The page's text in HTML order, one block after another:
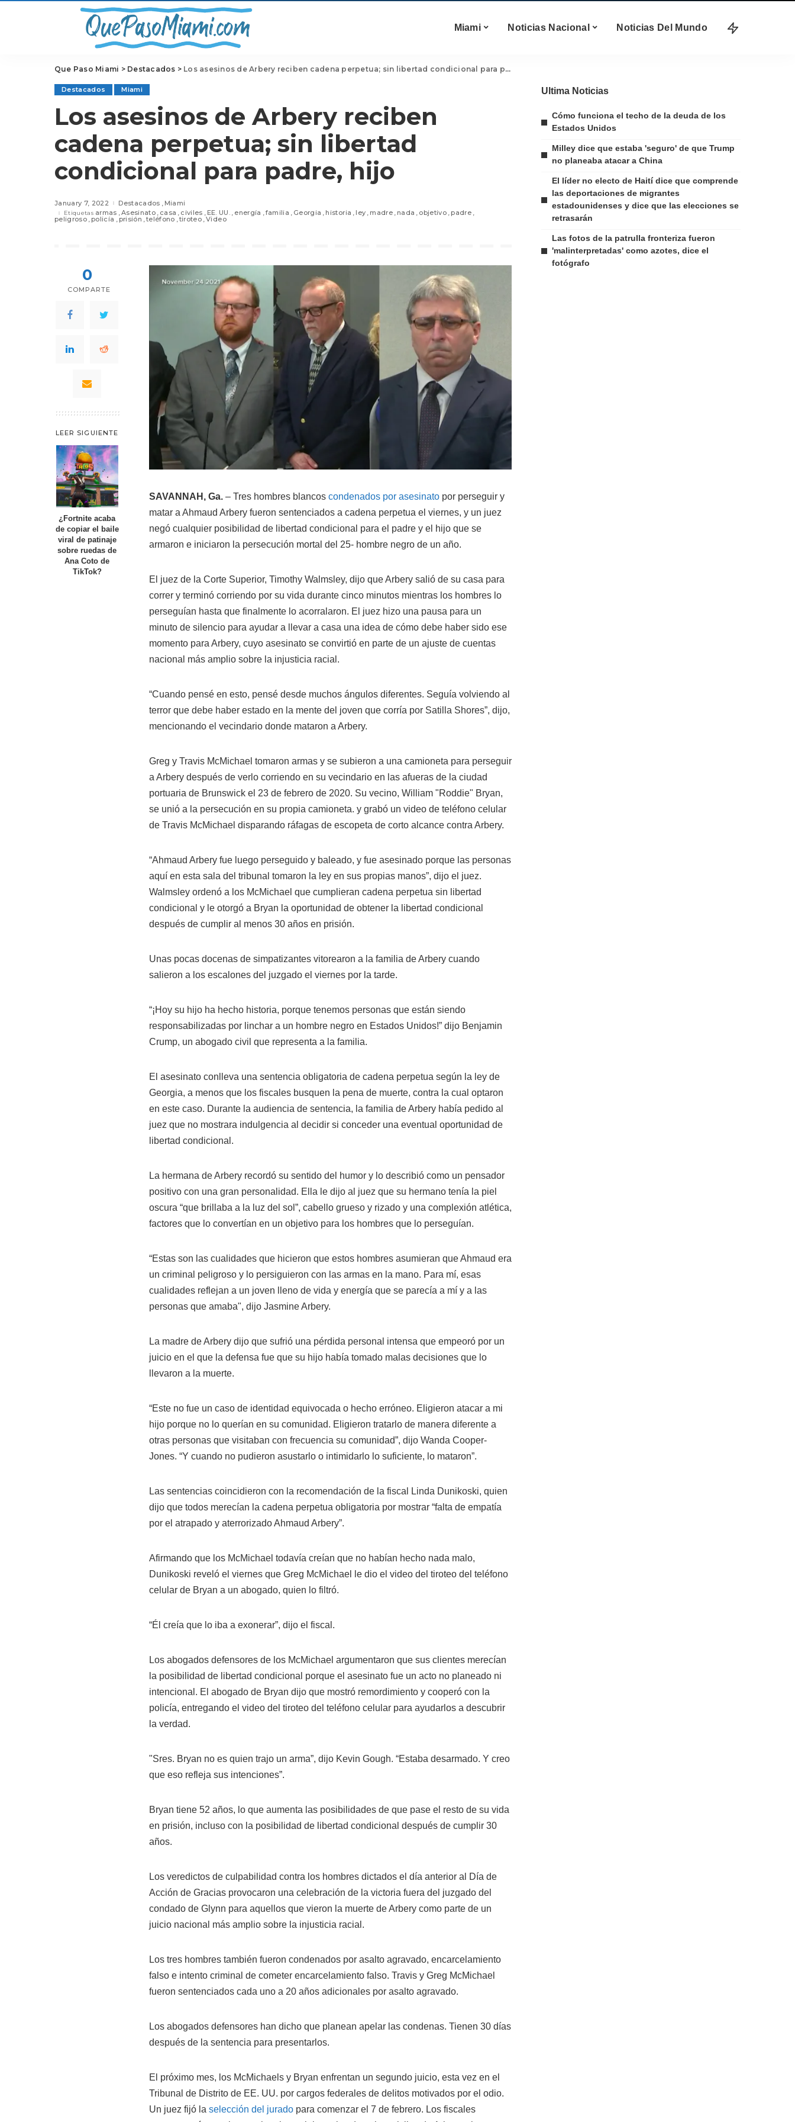
Miami Noticias Nacional Noticias Del Mundo
Que Paso Miami > Destacados > Los asesinos de Arbery reciben cadena perpetua; sin libertad condicional para padre, hijo
Destacados Miami
Los asesinos de Arbery reciben
cadena perpetua; sin libertad
condicional para padre, hijo
January 7, 2022 Destacados Miami
Etiquetas armas Asesinato casa civiles EE. UU. energía familia Georgia historia ley madre nada objetivo padre
peligroso policía prisión teléfono tiroteo Video
0
COMPARTE
LEER SIGUIENTE
¿Fortnite acaba
de copiar el baile
viral de patinaje
sobre ruedas de
Ana Coto de
TikTok?
SAVANNAH, Ga. – Tres hombres blancos condenados por asesinato por perseguir y
matar a Ahmaud Arbery fueron sentenciados a cadena perpetua el viernes, y un juez
negó cualquier posibilidad de libertad condicional para el padre y el hijo que se
armaron e iniciaron la persecución mortal del 25- hombre negro de un año.
El juez de la Corte Superior, Timothy Walmsley, dijo que Arbery salió de su casa para
correr y terminó corriendo por su vida durante cinco minutos mientras los hombres lo
perseguían hasta que finalmente lo acorralaron. El juez hizo una pausa para un
minuto de silencio para ayudar a llevar a casa una idea de cómo debe haber sido ese
momento para Arbery, cuyo asesinato se convirtió en parte de un ajuste de cuentas
nacional más amplio sobre la injusticia racial.
“Cuando pensé en esto, pensé desde muchos ángulos diferentes. Seguía volviendo al
terror que debe haber estado en la mente del joven que corría por Satilla Shores”, dijo,
mencionando el vecindario donde mataron a Arbery.
Greg y Travis McMichael tomaron armas y se subieron a una camioneta para perseguir
a Arbery después de verlo corriendo en su vecindario en las afueras de la ciudad
portuaria de Brunswick el 23 de febrero de 2020. Su vecino, William "Roddie" Bryan,
se unió a la persecución en su propia camioneta. y grabó un video de teléfono celular
de Travis McMichael disparando ráfagas de escopeta de corto alcance contra Arbery.
“Ahmaud Arbery fue luego perseguido y baleado, y fue asesinado porque las personas
aquí en esta sala del tribunal tomaron la ley en sus propias manos”, dijo el juez.
Walmsley ordenó a los McMichael que cumplieran cadena perpetua sin libertad
condicional y le otorgó a Bryan la oportunidad de obtener la libertad condicional
después de cumplir al menos 30 años en prisión.
Unas pocas docenas de simpatizantes vitorearon a la familia de Arbery cuando
salieron a los escalones del juzgado el viernes por la tarde.
“¡Hoy su hijo ha hecho historia, porque tenemos personas que están siendo
responsabilizadas por linchar a un hombre negro en Estados Unidos!” dijo Benjamin
Crump, un abogado civil que representa a la familia.
El asesinato conlleva una sentencia obligatoria de cadena perpetua según la ley de
Georgia, a menos que los fiscales busquen la pena de muerte, contra la cual optaron
en este caso. Durante la audiencia de sentencia, la familia de Arbery había pedido al
juez que no mostrara indulgencia al decidir si conceder una eventual oportunidad de
libertad condicional.
La hermana de Arbery recordó su sentido del humor y lo describió como un pensador
positivo con una gran personalidad. Ella le dijo al juez que su hermano tenía la piel
oscura “que brillaba a la luz del sol”, cabello grueso y rizado y una complexión atlética,
factores que lo convertían en un objetivo para los hombres que lo perseguían.
“Estas son las cualidades que hicieron que estos hombres asumieran que Ahmaud era
un criminal peligroso y lo persiguieron con las armas en la mano. Para mí, esas
cualidades reflejan a un joven lleno de vida y energía que se parecía a mí y a las
personas que amaba", dijo Jasmine Arbery.
La madre de Arbery dijo que sufrió una pérdida personal intensa que empeoró por un
juicio en el que la defensa fue que su hijo había tomado malas decisiones que lo
llevaron a la muerte.
“Este no fue un caso de identidad equivocada o hecho erróneo. Eligieron atacar a mi
hijo porque no lo querían en su comunidad. Eligieron tratarlo de manera diferente a
otras personas que visitaban con frecuencia su comunidad”, dijo Wanda Cooper-
Jones. “Y cuando no pudieron asustarlo o intimidarlo lo suficiente, lo mataron”.
Las sentencias coincidieron con la recomendación de la fiscal Linda Dunikoski, quien
dijo que todos merecían la cadena perpetua obligatoria por mostrar “falta de empatía
por el atrapado y aterrorizado Ahmaud Arbery”.
Afirmando que los McMichael todavía creían que no habían hecho nada malo,
Dunikoski reveló el viernes que Greg McMichael le dio el video del tiroteo del teléfono
celular de Bryan a un abogado, quien lo filtró.
“Él creía que lo iba a exonerar”, dijo el fiscal.
Los abogados defensores de los McMichael argumentaron que sus clientes merecían
la posibilidad de libertad condicional porque el asesinato fue un acto no planeado ni
intencional. El abogado de Bryan dijo que mostró remordimiento y cooperó con la
policía, entregando el video del tiroteo del teléfono celular para ayudarlos a descubrir
la verdad.
"Sres. Bryan no es quien trajo un arma”, dijo Kevin Gough. “Estaba desarmado. Y creo
que eso refleja sus intenciones”.
Bryan tiene 52 años, lo que aumenta las posibilidades de que pase el resto de su vida
en prisión, incluso con la posibilidad de libertad condicional después de cumplir 30
años.
Los veredictos de culpabilidad contra los hombres dictados el día anterior al Día de
Acción de Gracias provocaron una celebración de la victoria fuera del juzgado del
condado de Glynn para aquellos que vieron la muerte de Arbery como parte de un
juicio nacional más amplio sobre la injusticia racial.
Los tres hombres también fueron condenados por asalto agravado, encarcelamiento
falso e intento criminal de cometer encarcelamiento falso. Travis y Greg McMichael
fueron sentenciados cada uno a 20 años adicionales por asalto agravado.
Los abogados defensores han dicho que planean apelar las condenas. Tienen 30 días
después de la sentencia para presentarlos.
El próximo mes, los McMichaels y Bryan enfrentan un segundo juicio, esta vez en el
Tribunal de Distrito de EE. UU. por cargos federales de delitos motivados por el odio.
Un juez fijó la selección del jurado para comenzar el 7 de febrero. Los fiscales
Ultima Noticias
Cómo funciona el techo de la deuda de los
Estados Unidos
Milley dice que estaba 'seguro' de que Trump
no planeaba atacar a China
El líder no electo de Haití dice que comprende
las deportaciones de migrantes
estadounidenses y dice que las elecciones se
retrasarán
Las fotos de la patrulla fronteriza fueron
'malinterpretadas' como azotes, dice el
fotógrafo